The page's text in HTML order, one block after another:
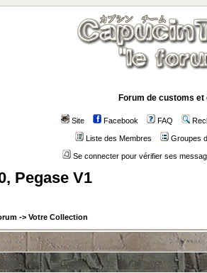
Forum de customs et
Site Facebook FAQ
Liste des Membres Groupes
Se connecter pour vérifier ses
Pegase V1
-> Votre Collection